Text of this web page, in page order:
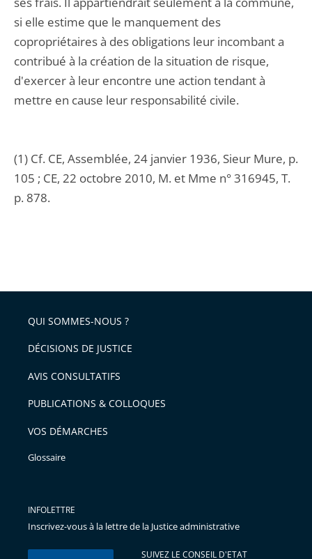
si elle estime que le manquement des
copropriétaires à des obligations leur incombant a
contribué à la création de la situation de risque,
d'exercer à leur encontre une action tendant à
mettre en cause leur responsabilité civile.
(1) Cf. CE, Assemblée, 24 janvier 1936, Sieur Mure, p.
105 ; CE, 22 octobre 2010, M. et Mme n° 316945, T.
p. 878.
QUI SOMMES-NOUS ?
DÉCISIONS DE JUSTICE
AVIS CONSULTATIFS
PUBLICATIONS & COLLOQUES
VOS DÉMARCHES
Glossaire
INFOLETTRE
Inscrivez-vous à la lettre de la Justice administrative
SUIVEZ LE CONSEIL D'ETAT